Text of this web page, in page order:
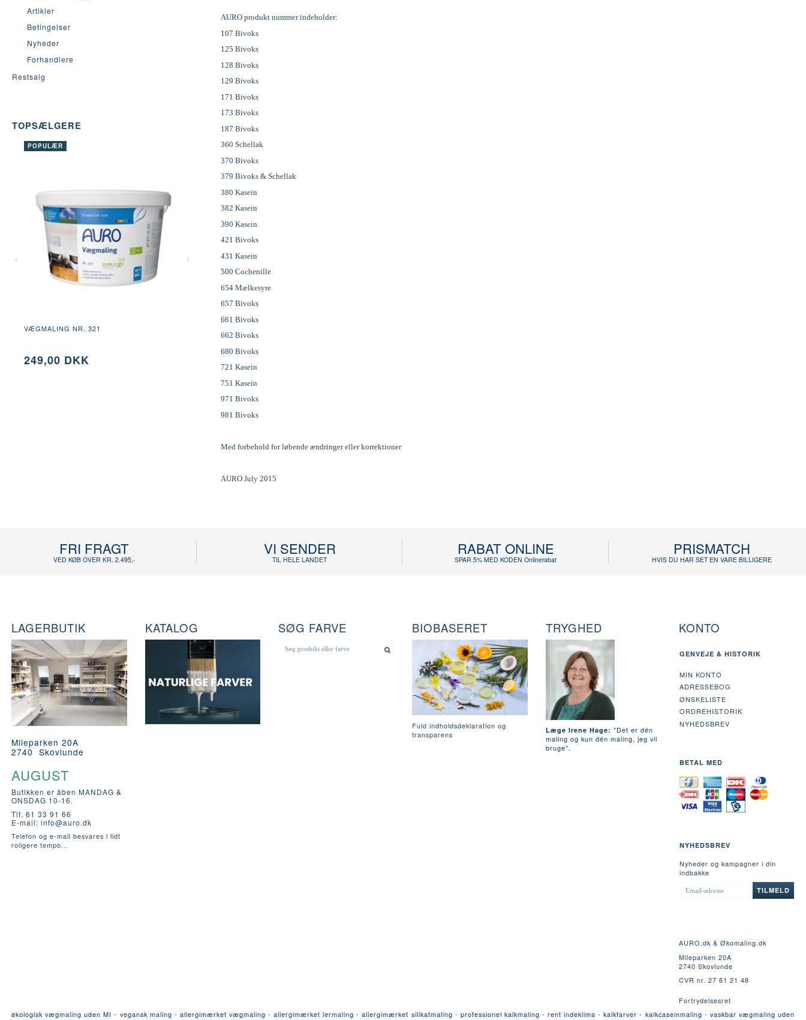
Artikler
Betingelser
Nyheder
Forhandlere
Restsalg
TOPSÆLGERE
POPULÆR
VÆGMALING NR. 321
249,00 DKK
AURO produkt nummer indeholder:
107 Bivoks
125 Bivoks
128 Bivoks
129 Bivoks
171 Bivoks
173 Bivoks
187 Bivoks
360 Schellak
370 Bivoks
379 Bivoks & Schellak
380 Kasein
382 Kasein
390 Kasein
421 Bivoks
431 Kasein
500 Cochenille
654 Mælkesyre
657 Bivoks
661 Bivoks
662 Bivoks
680 Bivoks
721 Kasein
751 Kasein
971 Bivoks
981 Bivoks
Med forbehold for løbende ændringer eller korrektioner
AURO July 2015
FRI FRAGT
VED KØB OVER KR. 2.495,-
VI SENDER
TIL HELE LANDET
RABAT ONLINE
SPAR 5% MED KODEN Onlinerabat
PRISMATCH
HVIS DU HAR SET EN VARE BILLIGERE
LAGERBUTIK
Mileparken 20A
2740 Skovlunde
AUGUST
Butikken er åben MANDAG &
ONSDAG 10-16.
Tlf. 61 33 91 66
E-mail: info@auro.dk
Telefon og e-mail besvares i lidt
roligere tempo...
KATALOG SØG FARVE BIOBASERET
Fuld indholdsdeklaration og
transparens
TRYGHED
Læge Irene Hage: "Det er dén
maling og kun dén maling, jeg vil
bruge".
KONTO
GENVEJE & HISTORIK
MIN KONTO
ADRESSEBOG
ØNSKELISTE
ORDREHISTORIK
NYHEDSBREV
BETAL MED
NYHEDSBREV
Nyheder og kampagner i din
indbakke
EMAIL-
ADRESSE
TILMELD
AURO.dk & Økomaling.dk
Mileparken 20A
2740 Skovlunde
CVR nr. 27 61 21 48
Fortrydelsesret
økologisk vægmaling uden MI - vegansk maling - allergimærket vægmaling - allergimærket lermaling - allergimærket silikatmaling - professionel kalkmaling - rent indeklima - kalkfarver - kalkcaseinmaling - vaskbar vægmaling uden